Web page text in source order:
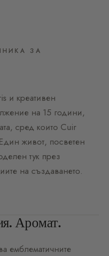
ЗА
и креативен
на 15 години,
сред които Cuir
живот, посветен
тук през
на създаването.
Аромат.
емблематичните